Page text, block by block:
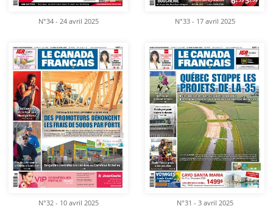
N°34 - 24 avril 2025 N°33 - 17 avril 2025
N°32 - 10 avril 2025 N°31 - 3 avril 2025